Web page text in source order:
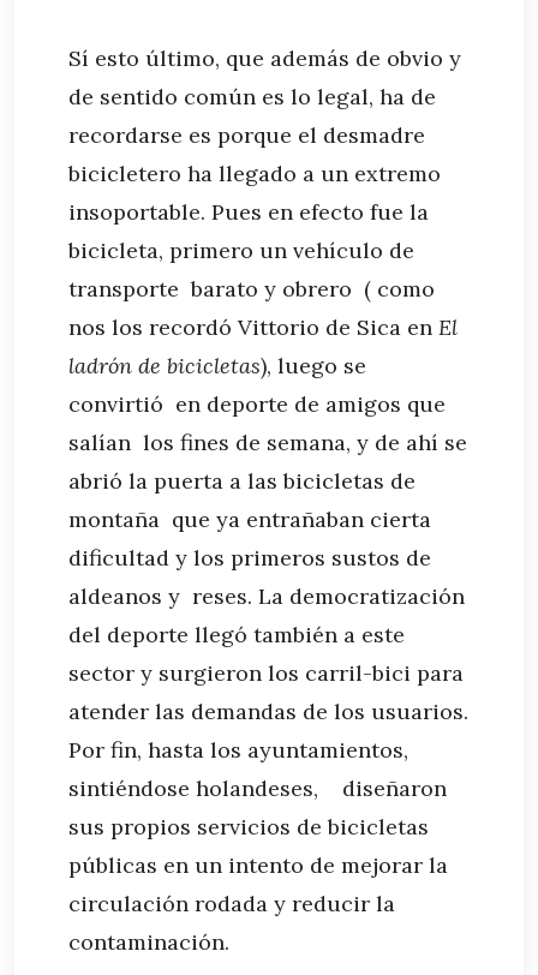
Sí esto último, que además de obvio y
de sentido común es lo legal, ha de
recordarse es porque el desmadre
bicicletero ha llegado a un extremo
insoportable. Pues en efecto fue la
bicicleta, primero un vehículo de
transporte barato y obrero ( como
nos los recordó Vittorio de Sica en El
ladrón de bicicletas), luego se
convirtió en deporte de amigos que
salían los fines de semana, y de ahí se
abrió la puerta a las bicicletas de
montaña que ya entrañaban cierta
dificultad y los primeros sustos de
aldeanos y reses. La democratización
del deporte llegó también a este
sector y surgieron los carril-bici para
atender las demandas de los usuarios.
Por fin, hasta los ayuntamientos,
sintiéndose holandeses, diseñaron
sus propios servicios de bicicletas
públicas en un intento de mejorar la
circulación rodada y reducir la
contaminación.